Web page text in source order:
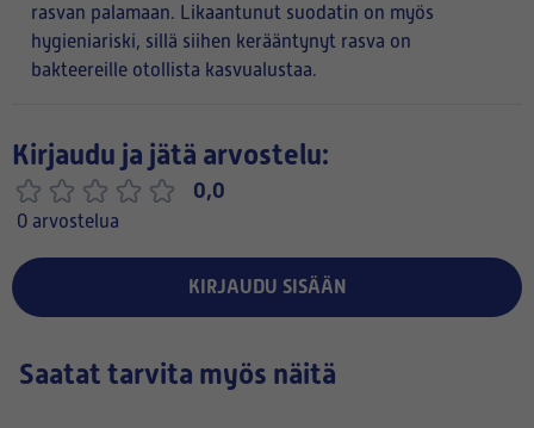
rasvan palamaan. Likaantunut suodatin on myös
hygieniariski, sillä siihen kerääntynyt rasva on
bakteereille otollista kasvualustaa.
Kirjaudu ja jätä arvostelu:
0,0
0 arvostelua
KIRJAUDU SISÄÄN
Saatat tarvita myös näitä